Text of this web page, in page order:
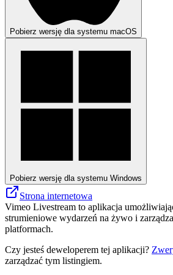
Pobierz wersję dla systemu macOS
Pobierz wersję dla systemu Windows
Strona internetowa
Vimeo Livestream to aplikacja
strumieniowe wydarzeń na żywo i
platformach.
Czy jesteś deweloperem tej aplikacji?
zarządzać tym listingiem.